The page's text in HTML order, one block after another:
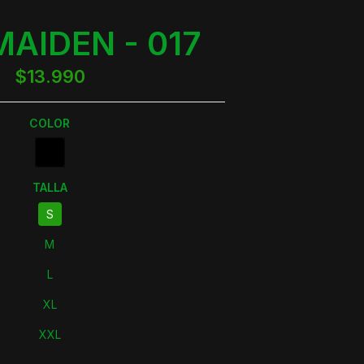
- 017
$13.990
COLOR
TALLA
S
M
L
XL
XXL